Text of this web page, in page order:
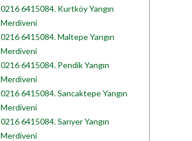
0216 6415084. Kurtköy Yangın
Merdiveni
0216 6415084. Maltepe Yangın
Merdiveni
0216 6415084. Pendik Yangın
Merdiveni
0216 6415084. Sancaktepe Yangın
Merdiveni
0216 6415084. Sarıyer Yangın
Merdiveni